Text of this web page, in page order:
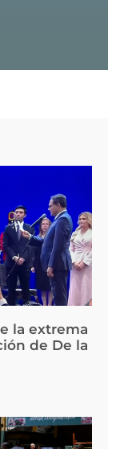
la extrema
de De la